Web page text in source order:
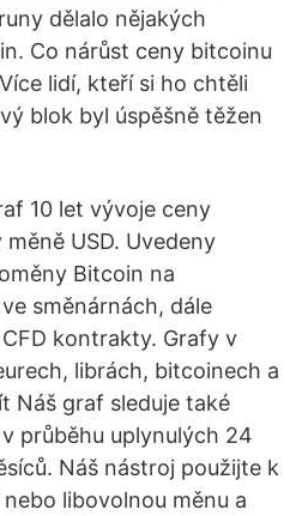
dělalo nějakých
Co nárůst ceny bitcoinu
lidí, kteří si ho chtěli
blok byl úspěšně těžen
10 let vývoje ceny
USD. Uvedeny
Bitcoin na
směnárnách, dále
kontrakty. Grafy v
librách, bitcoinech a
Náš graf sleduje také
průběhu uplynulých 24
Náš nástroj použijte k
libovolnou měnu a